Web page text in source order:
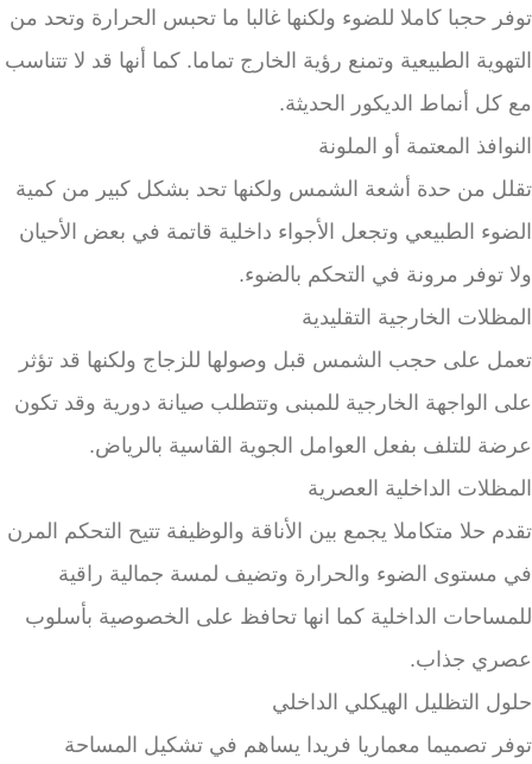
توفر حجبا كاملا للضوء ولكنها غالبا ما تحبس الحرارة وتحد من
التهوية الطبيعية وتمنع رؤية الخارج تماما. كما أنها قد لا تتناسب
مع كل أنماط الديكور الحديثة.
النوافذ المعتمة أو الملونة
تقلل من حدة أشعة الشمس ولكنها تحد بشكل كبير من كمية
الضوء الطبيعي وتجعل الأجواء داخلية قاتمة في بعض الأحيان
ولا توفر مرونة في التحكم بالضوء.
المظلات الخارجية التقليدية
تعمل على حجب الشمس قبل وصولها للزجاج ولكنها قد تؤثر
على الواجهة الخارجية للمبنى وتتطلب صيانة دورية وقد تكون
عرضة للتلف بفعل العوامل الجوية القاسية بالرياض.
المظلات الداخلية العصرية
تقدم حلا متكاملا يجمع بين الأناقة والوظيفة تتيح التحكم المرن
في مستوى الضوء والحرارة وتضيف لمسة جمالية راقية
للمساحات الداخلية كما انها تحافظ على الخصوصية بأسلوب
عصري جذاب.
حلول التظليل الهيكلي الداخلي
توفر تصميما معماريا فريدا يساهم في تشكيل المساحة